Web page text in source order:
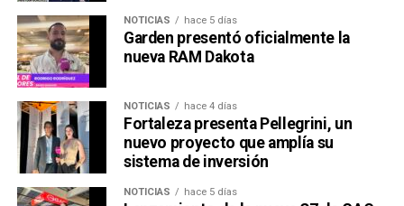
NOTICIAS hace 5 días
Garden presentó oficialmente la
nueva RAM Dakota
NOTICIAS hace 4 días
Fortaleza presenta Pellegrini, un
nuevo proyecto que amplía su
sistema de inversión
NOTICIAS hace 5 días